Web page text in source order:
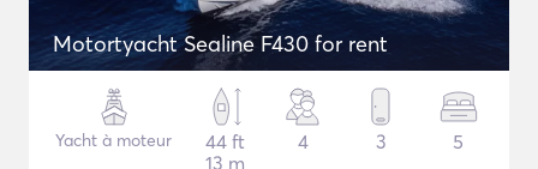
Motortyacht Sealine F430 for rent
Yacht à moteur
44 ft
13 m
4 3 5